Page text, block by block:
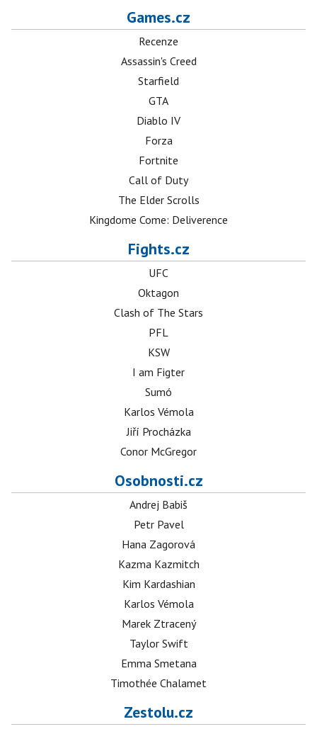
Games.cz
Recenze
Assassin's Creed
Starfield
GTA
Diablo IV
Forza
Fortnite
Call of Duty
The Elder Scrolls
Kingdome Come: Deliverence
Fights.cz
UFC
Oktagon
Clash of The Stars
PFL
KSW
I am Figter
Sumó
Karlos Vémola
Jiří Procházka
Conor McGregor
Osobnosti.cz
Andrej Babiš
Petr Pavel
Hana Zagorová
Kazma Kazmitch
Kim Kardashian
Karlos Vémola
Marek Ztracený
Taylor Swift
Emma Smetana
Timothée Chalamet
Zestolu.cz